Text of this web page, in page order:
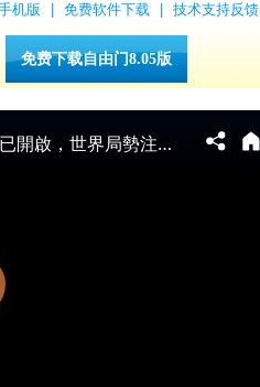
机版 免费软件下载 技术支持反馈
免费下载自由门8.05版